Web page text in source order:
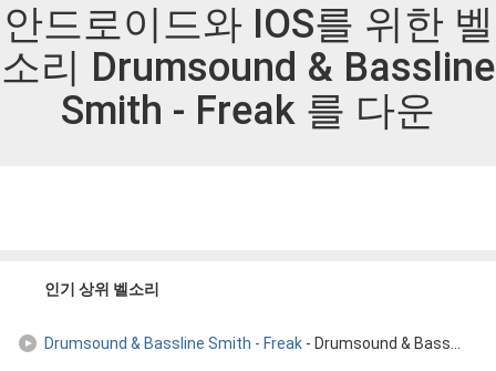
안드로이드와 IOS를 위한 벨
소리 Drumsound & Bassline
Smith - Freak 를 다운
인기 상위 벨소리
Drumsound & Bassline Smith - Freak - Drumsound & Bassline Smith - Freak